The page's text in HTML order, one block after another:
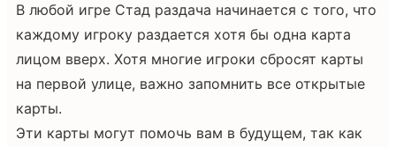
В любой игре Стад раздача начинается с того, что
каждому игроку раздается хотя бы одна карта
лицом вверх. Хотя многие игроки сбросят карты
на первой улице, важно запомнить все открытые
карты.
Эти карты могут помочь вам в будущем, так как